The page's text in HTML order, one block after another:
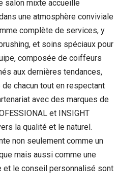
salon mixte accueille
une atmosphère conviviale
complète de services, y
et soins spéciaux pour
composée de coiffeurs
aux dernières tendances,
chacun tout en respectant
avec des marques de
et INSIGHT
la qualité et le naturel.
non seulement comme un
mais aussi comme une
et le conseil personnalisé sont